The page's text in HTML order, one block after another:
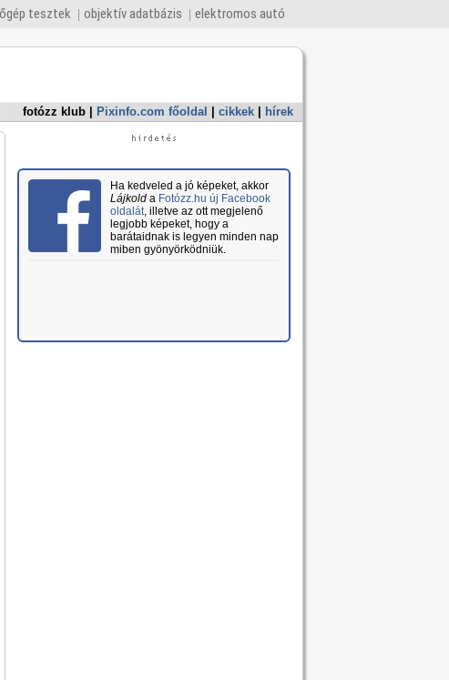
tesztek objektív adatbázis elektromos autó
fotózz klub Pixinfo.com főoldal cikkek hírek
Ha kedveled a jó képeket, akkor
Lájkolda Fotózz.hu új Facebook
oldalát, illetve az ott megjelenő
legjobb képeket, hogy a
barátaidnak is legyen minden nap
miben gyönyörködniük.